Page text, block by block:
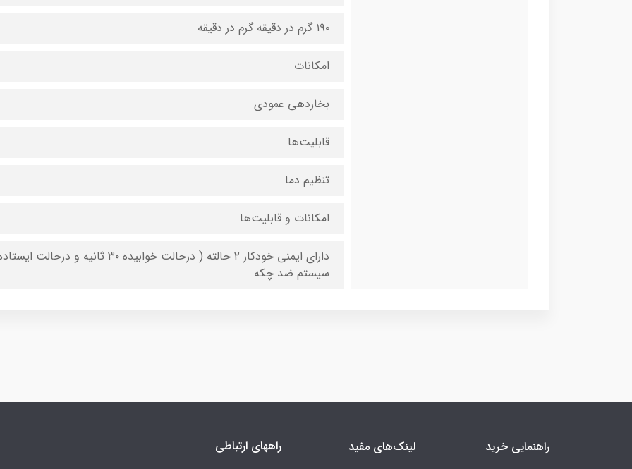
۱۹۰ گرم در دقیقه گرم در دقیقه
امکانات
بخاردهی عمودی
قابلیت‌ها
تنظیم دما
امکانات و قابلیت‌ها
سیستم ضد چکه
راهنمایی خرید لینک‌های مفید راههای ارتباطی